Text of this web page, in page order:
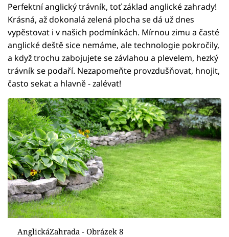
Perfektní anglický trávník, toť základ anglické zahrady!
Krásná, až dokonalá zelená plocha se dá už dnes
vypěstovat i v našich podmínkách. Mírnou zimu a časté
anglické deště sice nemáme, ale technologie pokročily,
a když trochu zabojujete se závlahou a plevelem, hezký
trávník se podaří. Nezapomeňte provzdušňovat, hnojit,
často sekat a hlavně - zalévat!
AnglickáZahrada - Obrázek 8